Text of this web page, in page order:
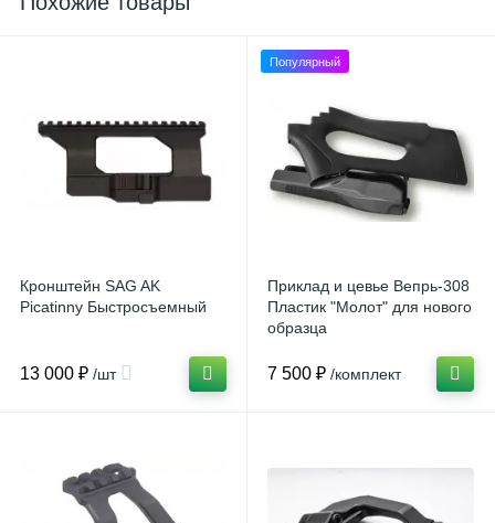
Кронштейн SAG AK
Picatinny Быстросъемный
13 000 ₽ /шт
Популярный
Приклад и цевье Вепрь-308
Пластик "Молот" для нового
образца
7 500 ₽ /комплект